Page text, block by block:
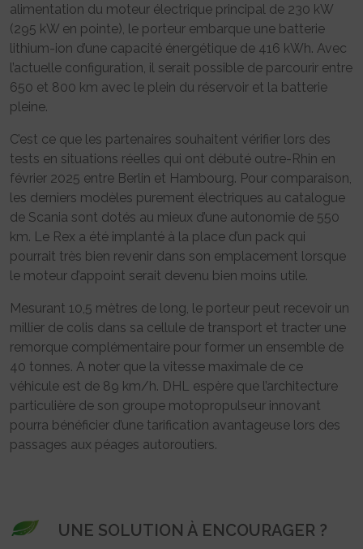
alimentation du moteur électrique principal de 230 kW
(295 kW en pointe), le porteur embarque une batterie
lithium-ion d’une capacité énergétique de 416 kWh. Avec
l’actuelle configuration, il serait possible de parcourir entre
650 et 800 km avec le plein du réservoir et la batterie
pleine.
C’est ce que les partenaires souhaitent vérifier lors des
tests en situations réelles qui ont débuté outre-Rhin en
février 2025 entre Berlin et Hambourg. Pour comparaison,
les derniers modèles purement électriques au catalogue
de Scania sont dotés au mieux d’une autonomie de 550
km. Le Rex a été implanté à la place d’un pack qui
pourrait très bien revenir dans son emplacement lorsque
le moteur d’appoint serait devenu bien moins utile.
Mesurant 10,5 mètres de long, le porteur peut recevoir un
millier de colis dans sa cellule de transport et tracter une
remorque complémentaire pour former un ensemble de
40 tonnes. A noter que la vitesse maximale de ce
véhicule est de 89 km/h. DHL espère que l’architecture
particulière de son groupe motopropulseur innovant
pourra bénéficier d’une tarification avantageuse lors des
passages aux péages autoroutiers.
UNE SOLUTION À ENCOURAGER ?